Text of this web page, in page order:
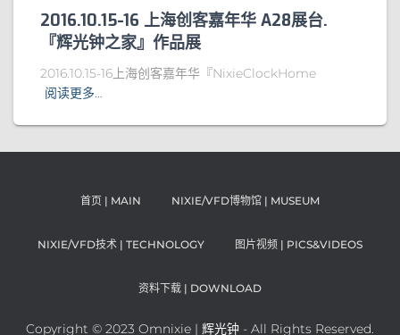
2016.10.15-16 上海创客嘉年华 A28展台.
『辉光钟之家』作品展
2016.10.15-16上海创客嘉年华『NixieClockHome
阅读更多…
首页 | MAIN NIXIE/VFD博物馆 | MUSEUM
NIXIE/VFD技术 | TECHNOLOGY 图片视频 | PICS&VIDEOS
资料下载 | DOWNLOAD
Copyright © 2023 Omnixie | 辉光钟 - All Rights Reserved.